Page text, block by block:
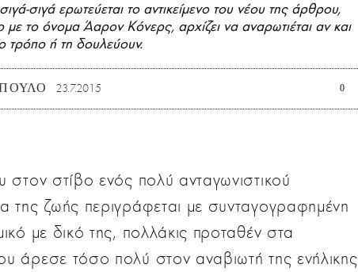
σιγά ερωτεύεται το αντικείμενο του νέου της άρθρου,
με το όνομα Άαρον Κόνερς, αρχίζει να αναρωτιέται αν και
τρόπο ή τη δουλεύουν.
23.7.2015 0
στον στίβο ενός πολύ ανταγωνιστικού
της ζωής περιγράφεται με συνταγογραφημένη
με δικό της, πολλάκις προταθέν στα
άρεσε τόσο πολύ στον αναβιωτή της ενήλικης